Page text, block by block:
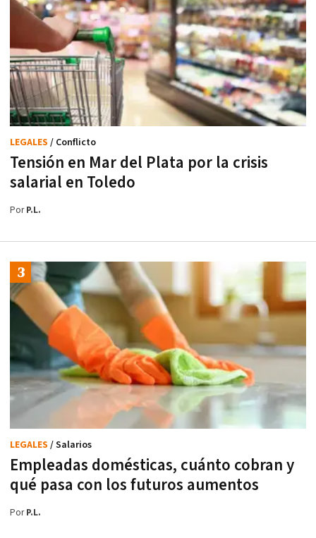
Tensión en Mar del Plata por la crisis
salarial en Toledo
LEGALES / Conflicto
PorP.L.
Empleadas domésticas, cuánto cobran y
qué pasa con los futuros aumentos
LEGALES / Salarios
PorP.L.